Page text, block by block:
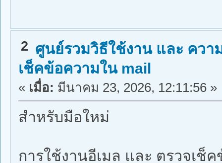
2 ศูนย์รวมวิธีใช้งาน และ ควา
เช็คข้อความใน mail
« เมื่อ: มีนาคม 23, 2026, 12:11:56 »
สำหรับมือใหม่
การใช้งานอีเมล และ ตรวจเช็